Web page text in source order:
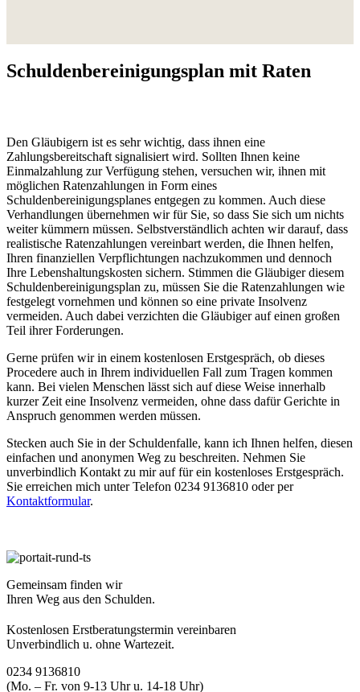
Schuldenbereinigungsplan mit Raten
Den Gläubigern ist es sehr wichtig, dass ihnen eine
Zahlungsbereitschaft signalisiert wird. Sollten Ihnen keine
Einmalzahlung zur Verfügung stehen, versuchen wir, ihnen mit
möglichen Ratenzahlungen in Form eines
Schuldenbereinigungsplanes entgegen zu kommen. Auch diese
Verhandlungen übernehmen wir für Sie, so dass Sie sich um nichts
weiter kümmern müssen. Selbstverständlich achten wir darauf, dass
realistische Ratenzahlungen vereinbart werden, die Ihnen helfen,
Ihren finanziellen Verpflichtungen nachzukommen und dennoch
Ihre Lebenshaltungskosten sichern. Stimmen die Gläubiger diesem
Schuldenbereinigungsplan zu, müssen Sie die Ratenzahlungen wie
festgelegt vornehmen und können so eine private Insolvenz
vermeiden. Auch dabei verzichten die Gläubiger auf einen großen
Teil ihrer Forderungen.
Gerne prüfen wir in einem kostenlosen Erstgespräch, ob dieses
Procedere auch in Ihrem individuellen Fall zum Tragen kommen
kann. Bei vielen Menschen lässt sich auf diese Weise innerhalb
kurzer Zeit eine Insolvenz vermeiden, ohne dass dafür Gerichte in
Anspruch genommen werden müssen.
Stecken auch Sie in der Schuldenfalle, kann ich Ihnen helfen, diesen
einfachen und anonymen Weg zu beschreiten. Nehmen Sie
unverbindlich Kontakt zu mir auf für ein kostenloses Erstgespräch.
Sie erreichen mich unter Telefon 0234 9136810 oder per
Kontaktformular.
Gemeinsam finden wir
Ihren Weg aus den Schulden.
Kostenlosen Erstberatungstermin vereinbaren
Unverbindlich u. ohne Wartezeit.
0234 9136810
(Mo. – Fr. von 9-13 Uhr u. 14-18 Uhr)